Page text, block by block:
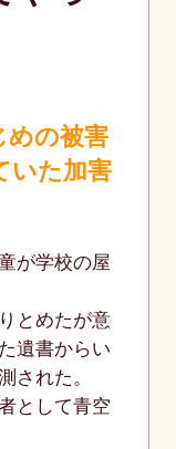
めの被害
いた加害
が学校の屋
とめたが意
遺書からい
された。
として青空